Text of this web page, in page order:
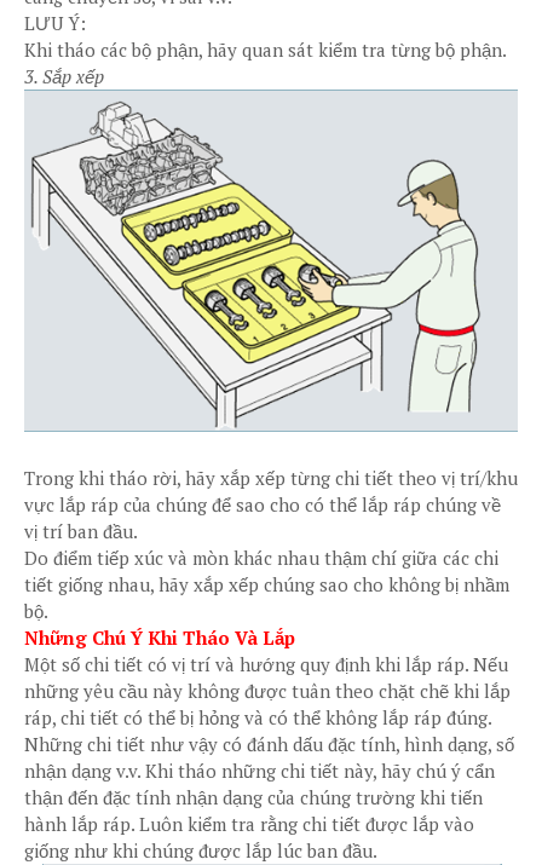
LƯU Ý:
Khi tháo các bộ phận, hãy quan sát kiểm tra từng bộ phận.
3. Sắp xếp
Trong khi tháo rời, hãy xắp xếp từng chi tiết theo vị trí/khu
vực lắp ráp của chúng để sao cho có thể lắp ráp chúng về
vị trí ban đầu.
Do điểm tiếp xúc và mòn khác nhau thậm chí giữa các chi
tiết giống nhau, hãy xắp xếp chúng sao cho không bị nhầm
bộ.
Những Chú Ý Khi Tháo Và Lắp
Một số chi tiết có vị trí và hướng quy định khi lắp ráp. Nếu
những yêu cầu này không được tuân theo chặt chẽ khi lắp
ráp, chi tiết có thể bị hỏng và có thể không lắp ráp đúng.
Những chi tiết như vậy có đánh dấu đặc tính, hình dạng, số
nhận dạng v.v. Khi tháo những chi tiết này, hãy chú ý cẩn
thận đến đặc tính nhận dạng của chúng trường khi tiến
hành lắp ráp. Luôn kiểm tra rằng chi tiết được lắp vào
giống như khi chúng được lắp lúc ban đầu.